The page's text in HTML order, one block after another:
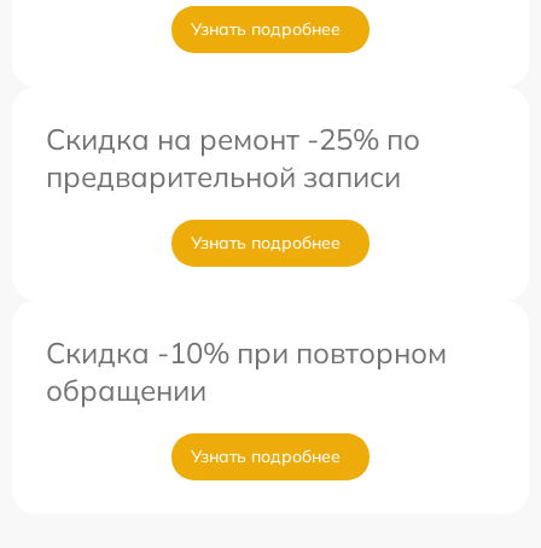
Узнать подробнее
Скидка на ремонт -25% по
предварительной записи
Узнать подробнее
Скидка -10% при повторном
обращении
Узнать подробнее